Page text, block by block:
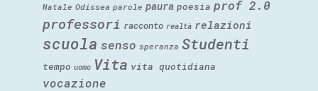
Natale Odissea parole paura poesia prof 2.0
professori racconto realtà relazioni
scuola senso speranza Studenti
tempo uomo Vita vita quotidiana
vocazione